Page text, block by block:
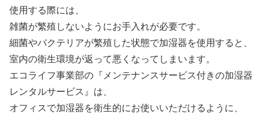
使用する際には、
雑菌が繁殖しないようにお手入れが必要です。
細菌やバクテリアが繁殖した状態で加湿器を使用すると、
室内の衛生環境が返って悪くなってしまいます。
エコライフ事業部の『メンテナンスサービス付きの加湿器
レンタルサービス』は、
オフィスで加湿器を衛生的にお使いいただけるように、